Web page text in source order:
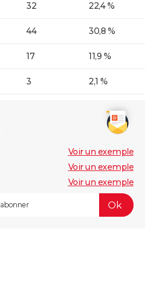
32 22,4 %
44 30,8 %
17 11,9 %
3 2,1 %
Voir un exemple
Voir un exemple
Voir un exemple